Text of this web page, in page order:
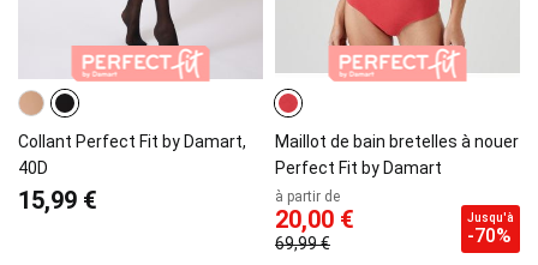
Collant Perfect Fit by Damart,
40D
15,99 €
Maillot de bain bretelles à nouer
Perfect Fit by Damart
à partir de
20,00 €
69,99 €
Jusqu'à
-70%